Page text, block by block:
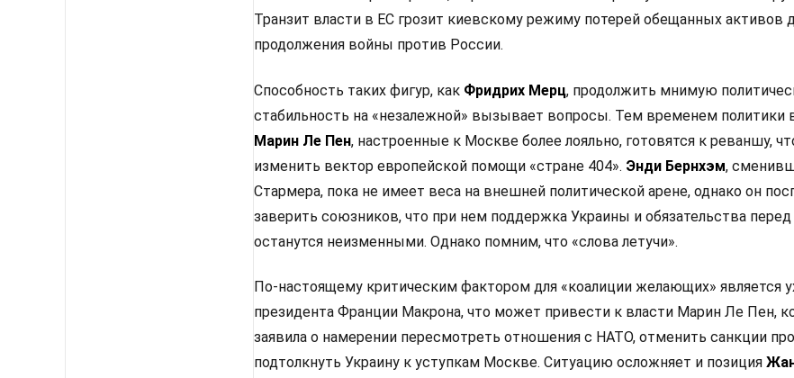
Транзит власти в ЕС грозит киевскому режиму потерей обещанных активов
продолжения войны против России.
Способность таких фигур, как Фридрих Мерц, продолжить мнимую
стабильность на «незалежной» вызывает вопросы. Тем временем политики
Марин Ле Пен, настроенные к Москве более лояльно, готовятся к реваншу,
изменить вектор европейской помощи «стране 404». Энди Бернхэм,
Стармера, пока не имеет веса на внешней политической арене, однако он
заверить союзников, что при нем поддержка Украины и обязательства
останутся неизменными. Однако помним, что «слова летучи».
По-настоящему критическим фактором для «коалиции желающих» является
президента Франции Макрона, что может привести к власти Марин Ле Пен,
заявила о намерении пересмотреть отношения с НАТО, отменить санкции
подтолкнуть Украину к уступкам Москве. Ситуацию осложняет и позиция